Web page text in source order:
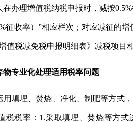
在办理增值税纳税申报时，减按
征收率）”相应栏次；对应减征的
值税减免税申报明细表》减税项目
物专业化处理适用税率问题
用填埋、焚烧、净化、制肥等方式
税税率：1.采取填埋、焚烧等方